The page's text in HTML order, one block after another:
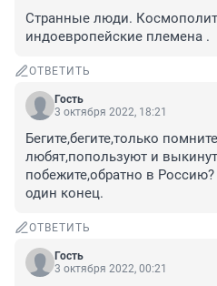
Странные люди.
индоевропейские племена .
ОТВЕТИТЬ
Гость
3 октября 2022, 18:21
Бегите,бегите,только
любят,попользуют и
побежите,обратно в Россию?
один конец.
ОТВЕТИТЬ
Гость
3 октября 2022, 00:21